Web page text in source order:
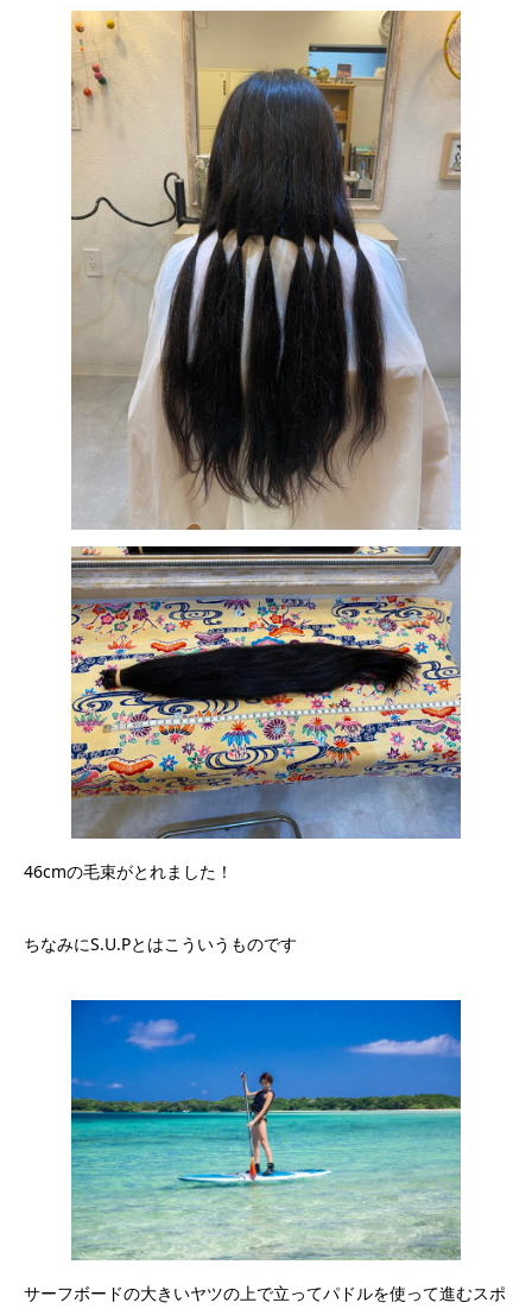
46cmの毛束がとれました！
ちなみにS.U.Pとはこういうものです
サーフボードの大きいヤツの上で立ってパドルを使って進むスポ